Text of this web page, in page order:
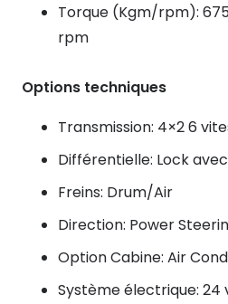
Torque (Kgm/rpm): 675
rpm
Options techniques
Transmission: 4×2 6
Différentielle: Lock
Freins: Drum/Air
Direction: Power
Option Cabine: Air
Système électrique: 24